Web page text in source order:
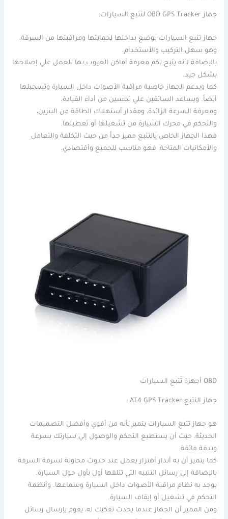
جهاز OBD GPS Tracker لتتبع السيارات:
جهاز تتبع السيارات يوضع بداخلها لحمايتها ومراقبتها من السرقة،
وهو سهل التركيب والأستخدام.
بالإضافة لأنه يتيح لكم معرفة أماكن العيوب بها للعمل علي إصلاحها
بشكل جيد.
كما ويدعم الجهاز خاصية مراقبة الأصوات داخل السيارة وتسجيلها
أيضاً. ويساعد السائقين علي تحسين من أداء القيادة.
ومعرفة السرعة الزائدة، ومقدار أستهلاك الطاقة من البنزين،
والتحكم في محرك السيارة من تشغيلها أو تعطيلها.
فهذا الجهاز الخاص بالتتبع مميز جداً من حيث التكلفة والتعامل
والأمكانيات المتاحة، فهو مناسب للجميع وأقتصادي.
OBD أجهزة تتبع السيارات
جهاز التتبع AT4 GPS Tracker :
هو جهاز تتبع السيارات يتميز بأنه من أقوي وأفضل التصميمات
الحديثة، حيث أن يستطيع التحكم والوصول إلي سيارتك بسرعة
وبدقة فائقة.
كما يتميز أن به أنذار أهتزار يعمل عند حدوث محاولة لسرقة السرقة
بالإضاقة إلي رسائل التنبيه التي تتلقها أول بأول حول السيارة.
يوجد به نظام مراقبة الأصوات داخل السيارة وسماعها. وأنظمة
التحكم في تشغيل أو إيقاف السيارة.
ومن المميز أن الجهاز عندما يحدث تفكيك له، يقوم بإرسال رسائل